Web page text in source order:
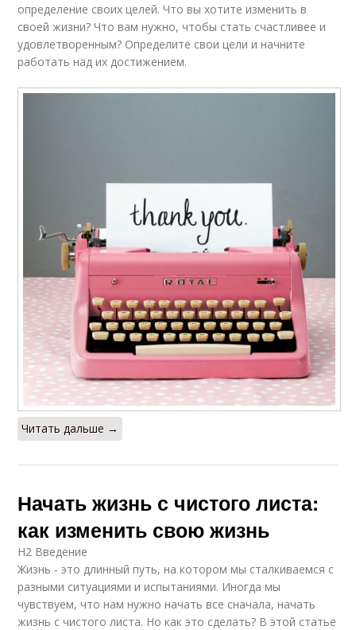
определение своих целей. Что вы хотите изменить в
своей жизни? Что вам нужно, чтобы стать счастливее и
удовлетворенным? Определите свои цели и начните
работать над их достижением.
Читать дальше →
Начать жизнь с чистого листа:
как изменить свою жизнь
H2 Введение
Жизнь - это длинный путь, на котором мы сталкиваемся с
разными ситуациями и испытаниями. Иногда мы
чувствуем, что нам нужно начать все сначала, начать
жизнь с чистого листа. Но как это сделать? В этой статье